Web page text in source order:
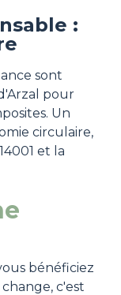
:
sont
pour
Un
circulaire,
et la
bénéficiez
c'est